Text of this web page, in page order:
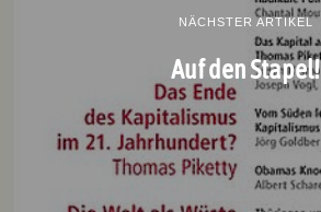
NÄCHSTER ARTIKEL
Auf den Stapel!